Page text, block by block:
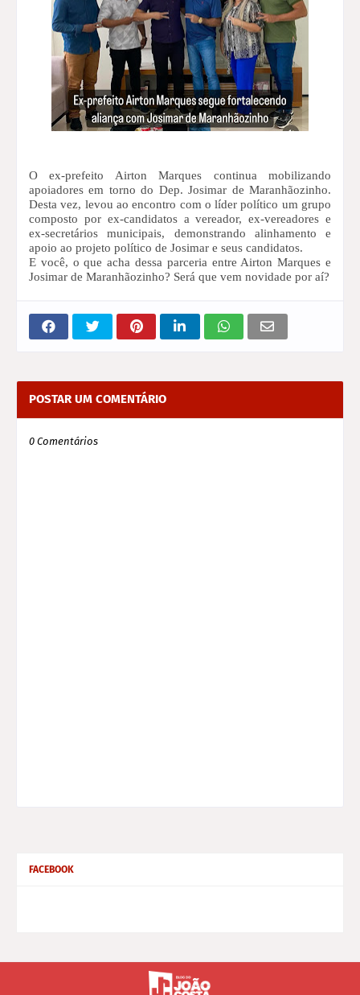
O ex-prefeito Airton Marques continua mobilizando
apoiadores em torno do Dep. Josimar de Maranhãozinho.
Desta vez, levou ao encontro com o líder político um grupo
composto por ex-candidatos a vereador, ex-vereadores e
ex-secretários municipais, demonstrando alinhamento e
apoio ao projeto político de Josimar e seus candidatos.
E você, o que acha dessa parceria entre Airton Marques e
Josimar de Maranhãozinho? Será que vem novidade por aí?
POSTAR UM COMENTÁRIO
0 Comentários
FACEBOOK